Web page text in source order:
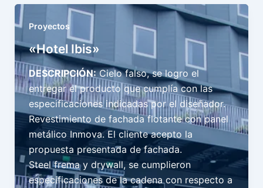
Proyectos
«Hotel Ibis»
DESCRIPCIÓN:Cielo falso, se logro el
entregar el producto que cumplía con las
especificaciones indicadas por el diseñador.
Revestimiento de fachada flotante con panel
metálico Inmova. El cliente acepto la
propuesta presentada de fachada.
Steel frema y drywall, se cumplieron
especificaciones de la cadena con respecto a